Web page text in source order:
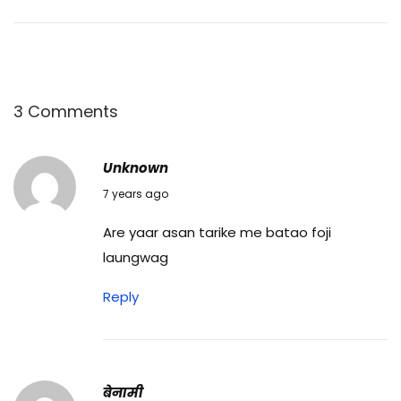
ल
ने
वा
ले
के
3 Comments
Unknown
7 years ago23/10/2019
Are yaar asan tarike me batao foji
laungwag
Reply
बेनामी